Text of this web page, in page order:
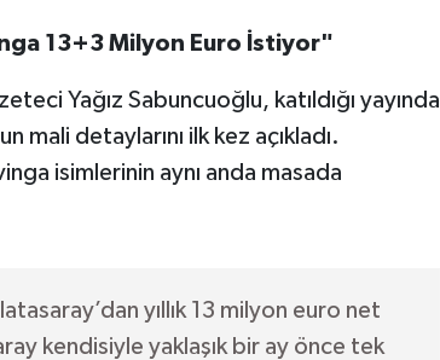
13+3 Milyon Euro İstiyor"
Yağız Sabuncuoğlu, katıldığı yayında
detaylarını ilk kez açıkladı.
isimlerinin aynı anda masada
yıllık 13 milyon euro net
kendisiyle yaklaşık bir ay önce tek